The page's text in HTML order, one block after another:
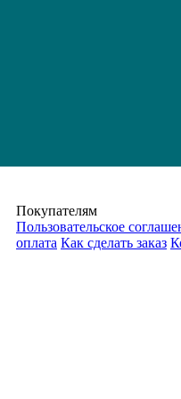
Покупателям
Пользовательское
оплата Как сделать заказ